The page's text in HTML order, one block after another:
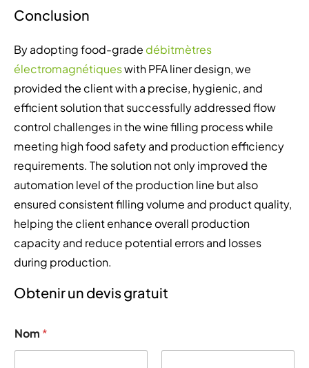
Conclusion
By adopting food-grade débitmètres
électromagnétiqueswith PFA liner design, we
provided the client with a precise, hygienic, and
efficient solution that successfully addressed flow
control challenges in the wine filling process while
meeting high food safety and production efficiency
requirements. The solution not only improved the
automation level of the production line but also
ensured consistent filling volume and product quality,
helping the client enhance overall production
capacity and reduce potential errors and losses
during production.
Obtenir un devis gratuit
Nom *